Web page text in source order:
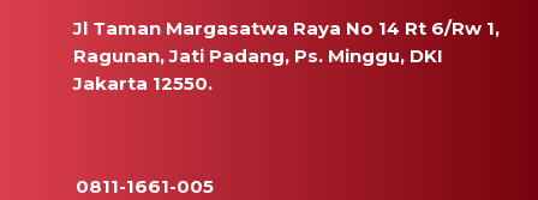
Jl Taman Margasatwa Raya No 14 Rt 6/Rw 1,
Ragunan, Jati Padang, Ps. Minggu, DKI
Jakarta 12550.
0811-1661-005